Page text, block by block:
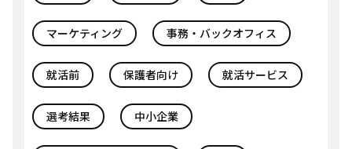
マーケティング 事務・バックオフィス
就活前 保護者向け 就活サービス
選考結果 中小企業